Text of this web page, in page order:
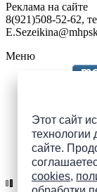
Этот сайт
технологии
сайте.
cookies,
Реклама на сайте
8(921)508-52-62,
Меню
ПАИ в